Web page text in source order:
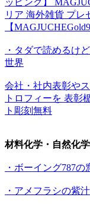
リア 海外雑貨 プレ
【
・タダで読めるけ
世界
会社・社内表彰や
トロフィーを 表彰
ト彫刻無料
材料化学・自然化
・ボーイング787
・アメフラシの紫